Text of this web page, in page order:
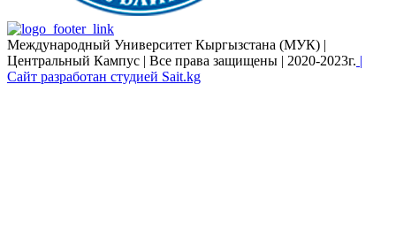
Международный Университет Кыргызстана (МУК) |
Центральный Кампус | Все права защищены | 2020-2023г. |
Сайт разработан студией Sait.kg